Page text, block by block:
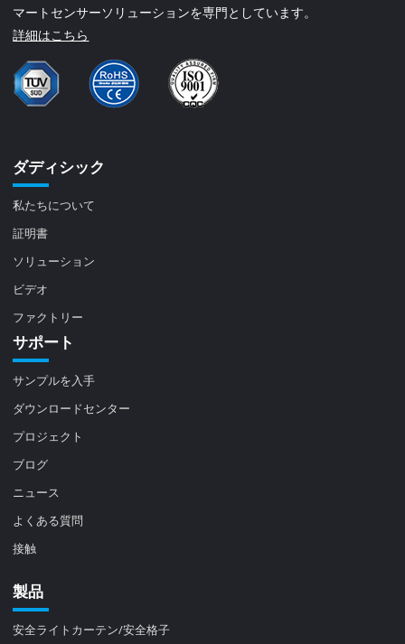
マートセンサーソリューションを専門としています。
詳細はこちら
ダディシック
私たちについて
証明書
ソリューション
ビデオ
ファクトリー
サポート
サンプルを入手
ダウンロードセンター
プロジェクト
ブログ
ニュース
よくある質問
接触
製品
安全ライトカーテン/安全格子